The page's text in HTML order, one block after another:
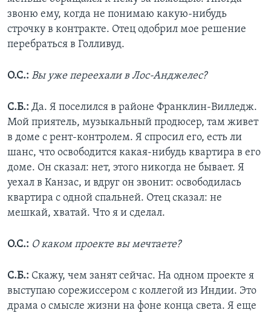
звоню ему, когда не понимаю какую-нибудь
строчку в контракте. Отец одобрил мое решение
перебраться в Голливуд.
О.С.: Вы уже переехали в Лос-Анджелес?
С.Б.: Да. Я поселился в районе Франклин-Вилледж.
Мой приятель, музыкальный продюсер, там живет
в доме с рент-контролем. Я спросил его, есть ли
шанс, что освободится какая-нибудь квартира в его
доме. Он сказал: нет, этого никогда не бывает. Я
уехал в Канзас, и вдруг он звонит: освободилась
квартира с одной спальней. Отец сказал: не
мешкай, хватай. Что я и сделал.
О.С.: О каком проекте вы мечтаете?
С.Б.: Скажу, чем занят сейчас. На одном проекте я
выступаю сорежиссером с коллегой из Индии. Это
драма о смысле жизни на фоне конца света. Я еще